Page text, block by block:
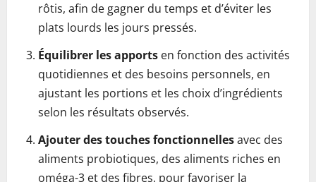
rôtis, afin de gagner du temps et d’éviter les
plats lourds les jours pressés.
Équilibrer les apports en fonction des activités
quotidiennes et des besoins personnels, en
ajustant les portions et les choix d’ingrédients
selon les résultats observés.
Ajouter des touches fonctionnellesavec des
aliments probiotiques, des aliments riches en
oméga-3 et des fibres, pour favoriser la